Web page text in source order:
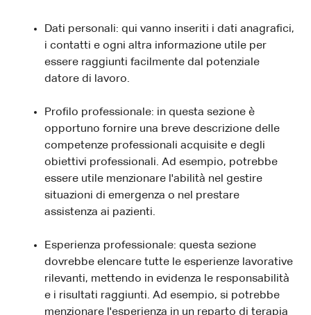
Dati personali: qui vanno inseriti i dati anagrafici,
i contatti e ogni altra informazione utile per
essere raggiunti facilmente dal potenziale
datore di lavoro.
Profilo professionale: in questa sezione è
opportuno fornire una breve descrizione delle
competenze professionali acquisite e degli
obiettivi professionali. Ad esempio, potrebbe
essere utile menzionare l'abilità nel gestire
situazioni di emergenza o nel prestare
assistenza ai pazienti.
Esperienza professionale: questa sezione
dovrebbe elencare tutte le esperienze lavorative
rilevanti, mettendo in evidenza le responsabilità
e i risultati raggiunti. Ad esempio, si potrebbe
menzionare l'esperienza in un reparto di terapia